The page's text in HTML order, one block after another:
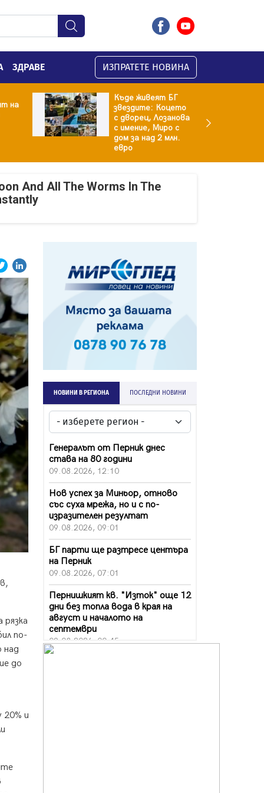
ЗДРАВЕ ИЗПРАТЕТЕ НОВИНА
на
Къде живеят БГ
звездите: Коцето
с дворец, Лозанова
с имение, Миро с
дом за над 2 млн.
евро
And All The Worms In The
по-
над
до
и
НОВИНИ В РЕГИОНА ПОСЛЕДНИ НОВИНИ
Генералът от Перник днес
става на 80 години
09.08.2026, 12:10
Нов успех за Миньор, отново
със суха мрежа, но и с по-
изразителен резултат
09.08.2026, 09:01
БГ парти ще разтресе центъра
на Перник
09.08.2026, 07:01
Пернишкият кв. "Изток" още 12
дни без топла вода в края на
август и началото на
септември
09.08.2026, 00:45